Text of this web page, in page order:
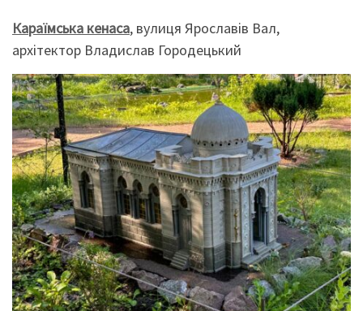
Караїмська кенаса, вулиця Ярославів Вал,
архітектор Владислав Городецький